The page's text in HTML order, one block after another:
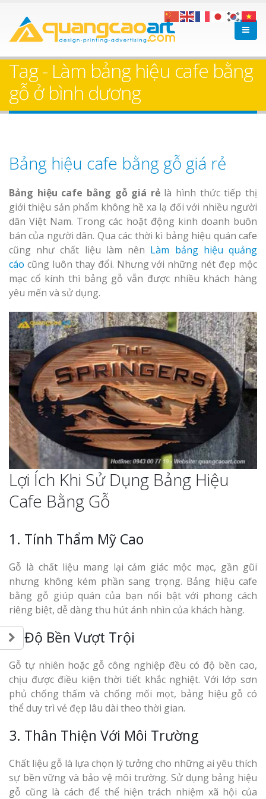
Tag - Làm bảng hiệu cafe bằng
gỗ ở bình dương
Bảng hiệu cafe bằng gỗ giá rẻ
Bảng hiệu cafe bằng gỗ giá rẻlà hình thức tiếp thị
giới thiệu sản phẩm không hề xa lạ đối với nhiều người
dân Việt Nam. Trong các hoặt động kinh doanh buôn
bán của người dân. Qua các thời kì bảng hiệu quán cafe
cũng như chất liệu làm nên Làm bảng hiệu quảng
cáo cũng luôn thay đổi. Nhưng với những nét đẹp mộc
mạc cổ kính thì bảng gỗ vẫn được nhiều khách hàng
yêu mến và sử dụng.
Lợi Ích Khi Sử Dụng Bảng Hiệu
Cafe Bằng Gỗ
1. Tính Thẩm Mỹ Cao
Gỗ là chất liệu mang lại cảm giác mộc mạc, gần gũi
nhưng không kém phần sang trọng. Bảng hiệu cafe
bằng gỗ giúp quán của bạn nổi bật với phong cách
riêng biệt, dễ dàng thu hút ánh nhìn của khách hàng.
2. Độ Bền Vượt Trội
Gỗ tự nhiên hoặc gỗ công nghiệp đều có độ bền cao,
chịu được điều kiện thời tiết khắc nghiệt. Với lớp sơn
phủ chống thấm và chống mối mọt, bảng hiệu gỗ có
thể duy trì vẻ đẹp lâu dài theo thời gian.
3. Thân Thiện Với Môi Trường
Chất liệu gỗ là lựa chọn lý tưởng cho những ai yêu thích
sự bền vững và bảo vệ môi trường. Sử dụng bảng hiệu
gỗ cũng là cách để thể hiện trách nhiệm xã hội của